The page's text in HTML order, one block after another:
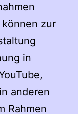
zur
in
anderen
Rahmen